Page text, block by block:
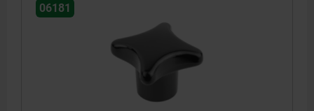
06181